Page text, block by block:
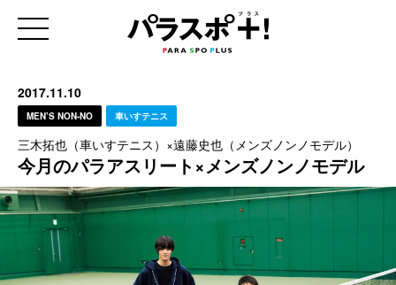
2017.11.10
MEN’S NON-NO 車いすテニス
三木拓也（車いすテニス）×遠藤史也（メンズノンノモデル）
今月のパラアスリート×メンズノンノモデル